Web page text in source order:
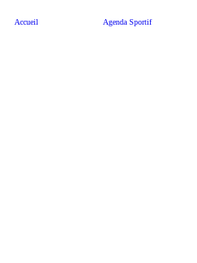
Accueil Agenda Sportif